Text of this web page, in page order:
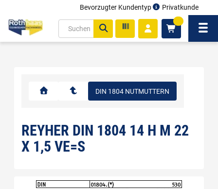
Bevorzugter Kundentyp Privatkunde
DIN 1804 NUTMUTTERN
REYHER DIN 1804 14 H M 22
X 1,5 VE=S